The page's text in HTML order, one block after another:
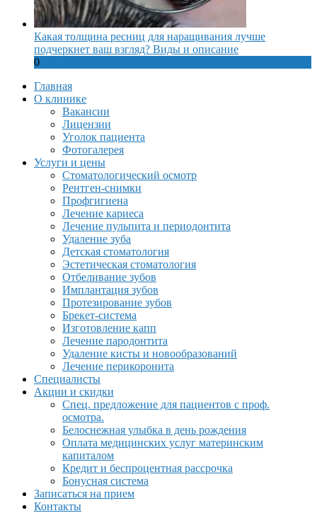
Какая толщина ресниц для наращивания лучше
подчеркнет ваш взгляд? Виды и описание
0
Главная
О клинике
Вакансии
Лицензии
Уголок пациента
Фотогалерея
Услуги и цены
Стоматологический осмотр
Рентген-снимки
Профгигиена
Лечение кариеса
Лечение пульпита и периодонтита
Удаление зуба
Детская стоматология
Эстетическая стоматология
Отбеливание зубов
Имплантация зубов
Протезирование зубов
Брекет-система
Изготовление капп
Лечение пародонтита
Удаление кисты и новообразований
Лечение перикоронита
Специалисты
Акции и скидки
Спец. предложение для пациентов с проф.
осмотра.
Белоснежная улыбка в день рождения
Оплата медицинских услуг материнским
капиталом
Кредит и беспроцентная рассрочка
Бонусная система
Записаться на прием
Контакты